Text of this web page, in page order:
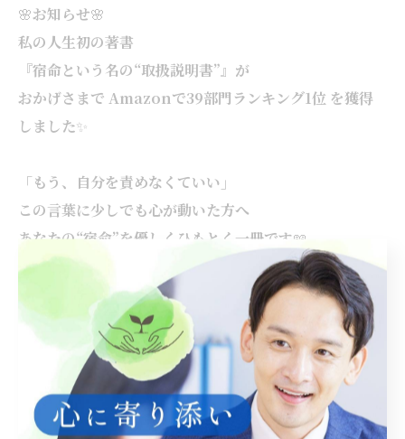
🌸お知らせ🌸
私の人生初の著書
『宿命という名の“取扱説明書”』が
おかげさまで Amazonで39部門ランキング1位 を獲得
しました✨
「もう、自分を責めなくていい」
この言葉に少しでも心が動いた方へ
あなたの“宿命”を優しくひもとく一冊です📖
ぜひこちらからご覧ください
👉
『宿命という名の 取扱説明書 ”』
--------------------------------------------------------------------